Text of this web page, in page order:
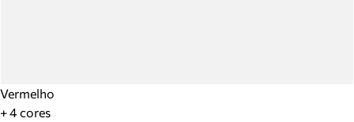
Vermelho
+ 4 cores